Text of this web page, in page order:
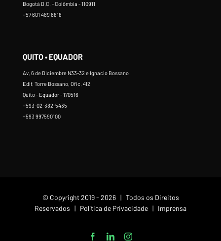
Bogotá D.C. - Colômbia - 110911
+57 601 489 6818
QUITO • EQUADOR
Av. 6 de Diciembre N33-32 e Ignacio Bossano
Edif. Torre Bossano, Ofic. 412
Quito - Equador - 170516
+593-02-382-5435
+593 997590100
© Copyright 2019 - 2026 | Todos os Direitos
Reservados | Política de Privacidade | Imprensa
FacebookLinkedInInstagram